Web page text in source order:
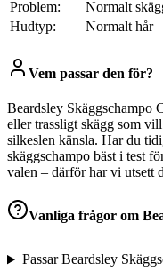
Problem:
Normalt
Hudtyp:
Normalt hår
Vem passar den för?
Beardsley Skäggschampo
eller trassligt skägg som
silkeslen känsla. Har du
skäggschampo bäst i test
valen – därför har vi utsett
Vanliga frågor om
Passar Beardsley